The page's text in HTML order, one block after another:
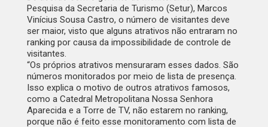
Pesquisa da Secretaria de Turismo (Setur), Marcos
Vinícius Sousa Castro, o número de visitantes deve
ser maior, visto que alguns atrativos não entraram no
ranking por causa da impossibilidade de controle de
visitantes.
“Os próprios atrativos mensuraram esses dados. São
números monitorados por meio de lista de presença.
Isso explica o motivo de outros atrativos famosos,
como a Catedral Metropolitana Nossa Senhora
Aparecida e a Torre de TV, não estarem no ranking,
porque não é feito esse monitoramento com lista de